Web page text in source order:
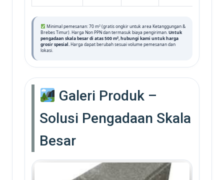
Minimal pemesanan: 70 m² (gratis ongkir untuk area Ketanggungan &
Brebes Timur). Harga Non PPN dan termasuk biaya pengiriman. Untuk
pengadaan skala besar di atas 500 m², hubungi kami untuk harga
grosir spesial. Harga dapat berubah sesuai volume pemesanan dan
lokasi.
Galeri Produk –
Solusi Pengadaan Skala
Besar